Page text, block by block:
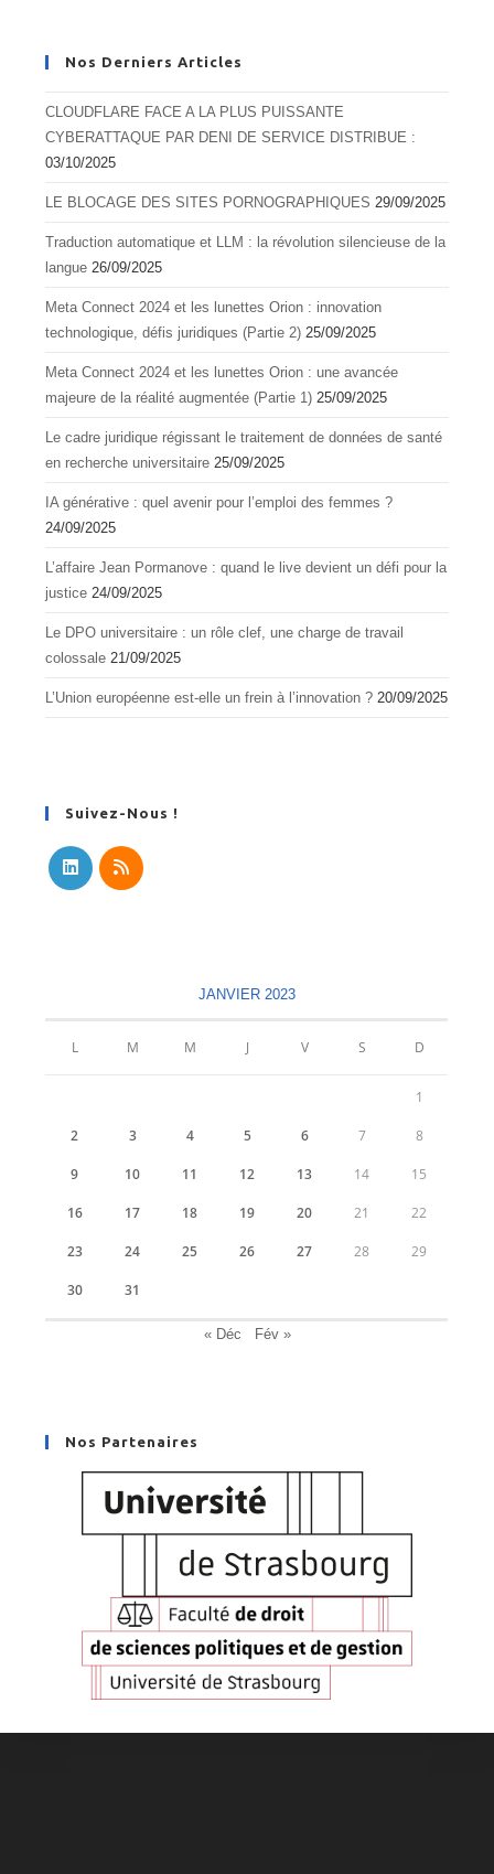
Nos Derniers Articles
CLOUDFLARE FACE A LA PLUS PUISSANTE
CYBERATTAQUE PAR DENI DE SERVICE DISTRIBUE :
03/10/2025
LE BLOCAGE DES SITES PORNOGRAPHIQUES 29/09/2025
Traduction automatique et LLM : la révolution silencieuse de la
langue 26/09/2025
Meta Connect 2024 et les lunettes Orion : innovation
technologique, défis juridiques (Partie 2) 25/09/2025
Meta Connect 2024 et les lunettes Orion : une avancée
majeure de la réalité augmentée (Partie 1) 25/09/2025
Le cadre juridique régissant le traitement de données de santé
en recherche universitaire 25/09/2025
IA générative : quel avenir pour l’emploi des femmes ?
24/09/2025
L’affaire Jean Pormanove : quand le live devient un défi pour la
justice 24/09/2025
Le DPO universitaire : un rôle clef, une charge de travail
colossale 21/09/2025
L’Union européenne est-elle un frein à l’innovation ? 20/09/2025
Suivez-Nous !
JANVIER 2023
L M M J V S D
1
2 3 4 5 6 7 8
9 10 11 12 13 14 15
16 17 18 19 20 21 22
23 24 25 26 27 28 29
30 31
« Déc Fév »
Nos Partenaires